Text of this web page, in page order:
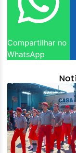
Compartilhar no
WhatsApp